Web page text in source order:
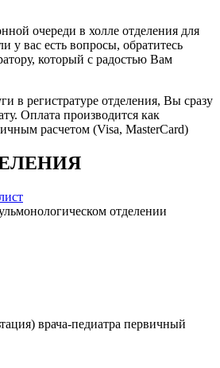
очереди в холле отделения для
у вас есть вопросы, обратитесь
который с радостью Вам
в регистратуре отделения, Вы сразу
Оплата производится как
расчетом (Visa, MasterCard)
отделении
врача-педиатра первичный